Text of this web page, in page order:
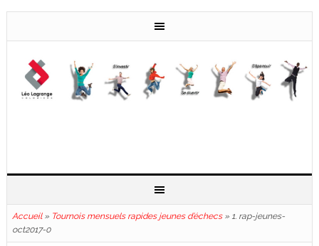
Accueil» Tournois mensuels rapides jeunes d’échecs» 1. rap-jeunes-
oct2017-0